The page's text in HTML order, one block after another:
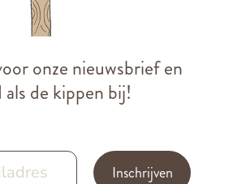
onze nieuwsbrief en
de kippen bij!
Inschrijven